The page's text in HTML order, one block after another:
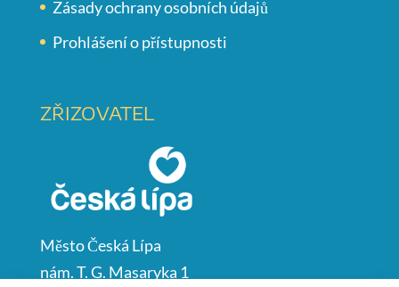
Zásady ochrany osobních údajů
Prohlášení o přístupnosti
ZŘIZOVATEL
Město Česká Lípa
nám. T. G. Masaryka 1